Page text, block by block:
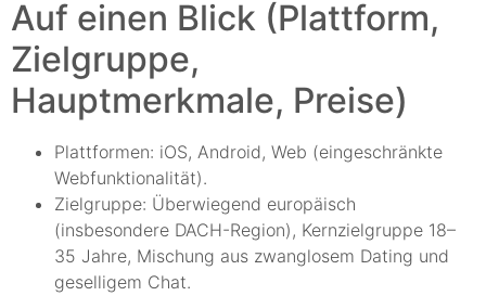
Auf einen Blick (Plattform,
Zielgruppe,
Hauptmerkmale, Preise)
Plattformen: iOS, Android, Web (eingeschränkte
Webfunktionalität).
Zielgruppe: Überwiegend europäisch
(insbesondere DACH-Region), Kernzielgruppe 18–
35 Jahre, Mischung aus zwanglosem Dating und
geselligem Chat.